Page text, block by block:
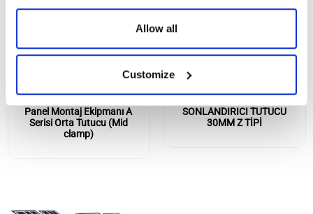
Allow all
Customize
Panel Montaj Ekipmanı A
Serisi Orta Tutucu (Mid
clamp)
SONLANDIRICI TUTUCU
30MM Z TİPİ